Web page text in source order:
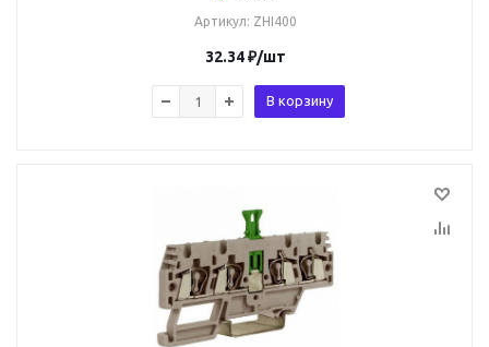
Артикул: ZHI400
32.34₽/шт
В корзину